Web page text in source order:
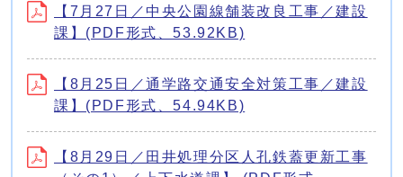
【7月27日／中央公園線舗装改良工事／建設
課】(PDF形式、53.92KB)
【8月25日／通学路交通安全対策工事／建設
課】(PDF形式、54.94KB)
【8月29日／田井処理分区人孔鉄蓋更新工事